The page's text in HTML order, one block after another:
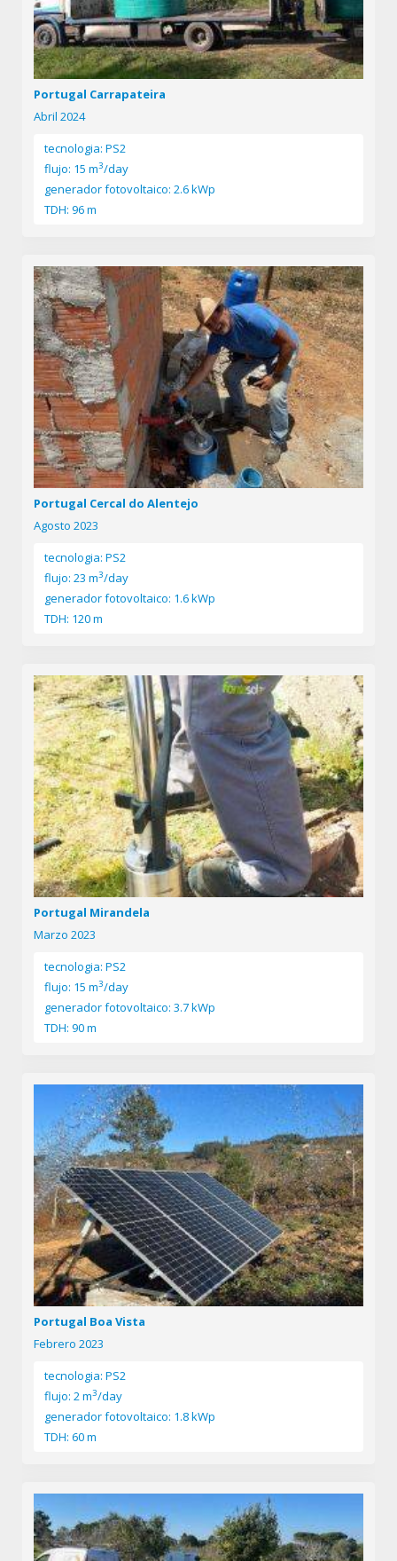
Portugal Carrapateira
Abril 2024
tecnologia: PS2
flujo: 15 m3/day
generador fotovoltaico: 2.6 kWp
TDH: 96 m
Portugal Cercal do Alentejo
Agosto 2023
tecnologia: PS2
flujo: 23 m3/day
generador fotovoltaico: 1.6 kWp
TDH: 120 m
Portugal Mirandela
Marzo 2023
tecnologia: PS2
flujo: 15 m3/day
generador fotovoltaico: 3.7 kWp
TDH: 90 m
Portugal Boa Vista
Febrero 2023
tecnologia: PS2
flujo: 2 m3/day
generador fotovoltaico: 1.8 kWp
TDH: 60 m